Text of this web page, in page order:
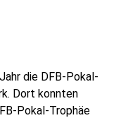
die DFB-Pokal-
Dort konnten
Pokal-Trophäe